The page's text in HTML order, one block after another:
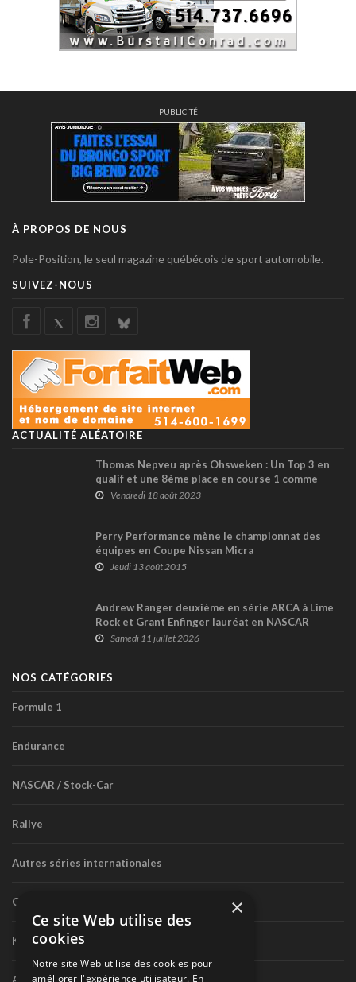
PUBLICITÉ
À PROPOS DE NOUS
Pole-Position, le seul magazine québécois de sport automobile.
SUIVEZ-NOUS
ACTUALITÉ ALÉATOIRE
Thomas Nepveu après Ohsweken : Un Top 3 en
qualif et une 8ème place en course 1 comme
meilleurs résultats
Vendredi 18 août 2023
Perry Performance mène le championnat des
équipes en Coupe Nissan Micra
Jeudi 13 août 2015
Andrew Ranger deuxième en série ARCA à Lime
Rock et Grant Enfinger lauréat en NASCAR
Craftsman Truck
Samedi 11 juillet 2026
NOS CATÉGORIES
Formule 1
Endurance
NASCAR / Stock-Car
Rallye
Autres séries internationales
Circuit routier canadien
Karting
×
Ce site Web utilise des
cookies
Notre site Web utilise des cookies pour
améliorer l'expérience utilisateur. En